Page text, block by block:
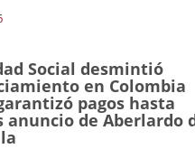
Social desmintió
en Colombia
pagos hasta
anuncio de Aberlardo